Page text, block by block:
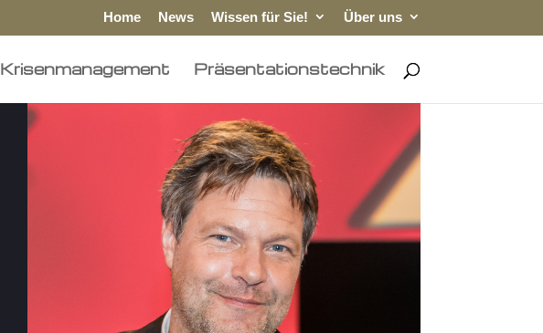
Home News Wissen für Sie! Über uns
Krisenmanagement Präsentationstechnik